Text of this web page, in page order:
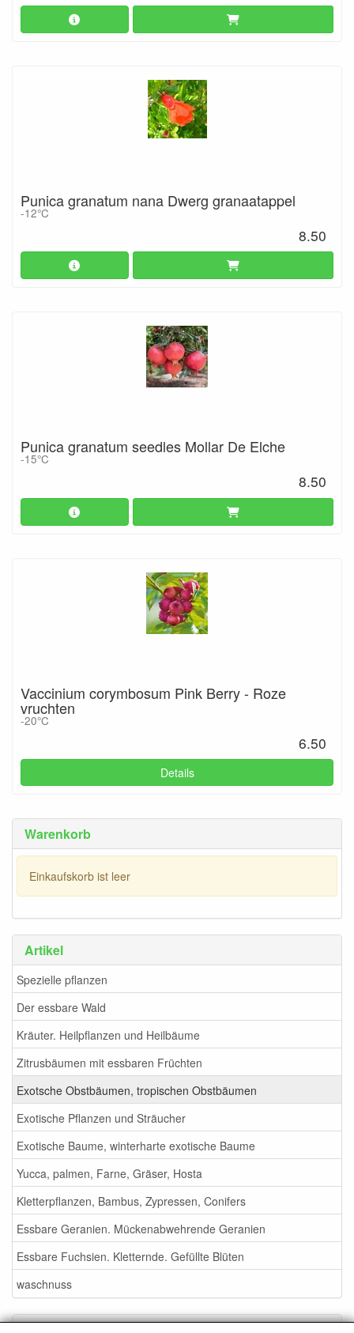
Warenkorb
Einkaufskorb ist leer
Artikel
Spezielle pflanzen
Der essbare Wald
Kräuter. Heilpflanzen und Heilbäume
Zitrusbäumen mit essbaren Früchten
Exotsche Obstbäumen, tropischen Obstbäumen
Exotische Pflanzen und Sträucher
Exotische Baume, winterharte exotische Baume
Yucca, palmen, Farne, Gräser, Hosta
Kletterpflanzen, Bambus, Zypressen, Conifers
Essbare Geranien. Mückenabwehrende Geranien
Essbare Fuchsien. Kletternde. Gefüllte Blüten
waschnuss
Punica granatum nana Dwerg granaatappel
-12°C
8.50
Punica granatum seedles Mollar De Elche
-15°C
8.50
Vaccinium corymbosum Pink Berry - Roze
vruchten
-20°C
6.50
Details